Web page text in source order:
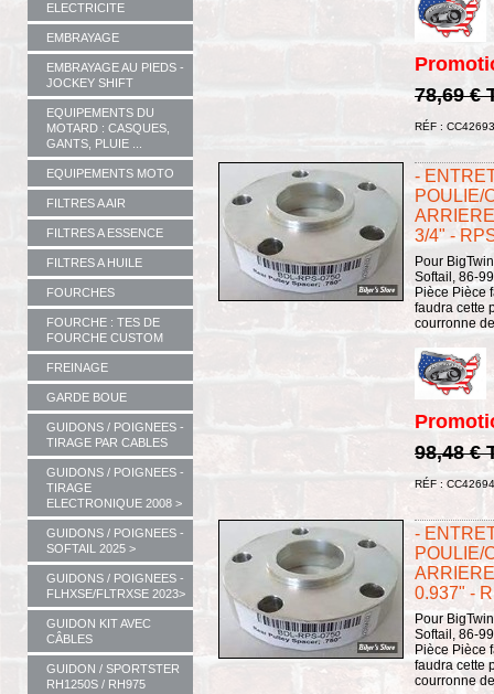
ELECTRICITE
EMBRAYAGE
EMBRAYAGE AU PIEDS -
JOCKEY SHIFT
EQUIPEMENTS DU
MOTARD : CASQUES,
GANTS, PLUIE ...
EQUIPEMENTS MOTO
FILTRES A AIR
FILTRES A ESSENCE
FILTRES A HUILE
FOURCHES
FOURCHE : TES DE
FOURCHE CUSTOM
FREINAGE
GARDE BOUE
GUIDONS / POIGNEES -
TIRAGE PAR CABLES
GUIDONS / POIGNEES -
TIRAGE
ELECTRONIQUE 2008 >
GUIDONS / POIGNEES -
SOFTAIL 2025 >
GUIDONS / POIGNEES -
FLHXSE/FLTRXSE 2023>
GUIDON KIT AVEC
CÂBLES
GUIDON / SPORTSTER
RH1250S / RH975
78,69 €
RÉF : CC42693
-
POULIE/
3/4" -
Pour
Softail, 86-
Pièce Pièce
faudra cette
courronne
98,48 €
RÉF : CC42694
-
POULIE/
0.937" -
Pour
Softail, 86-
Pièce Pièce
faudra cette
courronne